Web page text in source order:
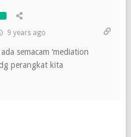
9 years ago
semacam ‘mediation
perangkat kita